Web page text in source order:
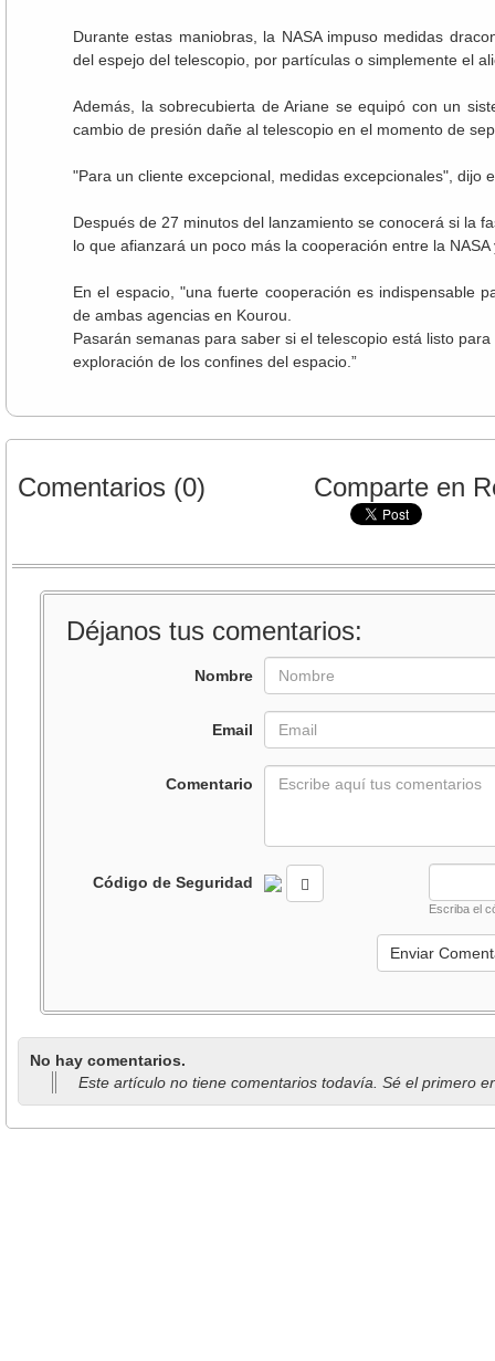
Durante estas maniobras, la NASA impuso medidas
del espejo del telescopio, por partículas o simplemente el
Además, la sobrecubierta de Ariane se equipó con un
cambio de presión dañe al telescopio en el momento de
"Para un cliente excepcional, medidas excepcionales", dijo
Después de 27 minutos del lanzamiento se conocerá si la
lo que afianzará un poco más la cooperación entre la
En el espacio, "una fuerte cooperación es indispensable
de ambas agencias en Kourou.
Pasarán semanas para saber si el telescopio está listo
exploración de los confines del espacio.”
Comentarios (0) Comparte en
Déjanos tus comentarios:
Nombre
Email
Comentario
Código de Seguridad
Escriba el
No hay comentarios.
Este artículo no tiene comentarios todavía. Sé el primero